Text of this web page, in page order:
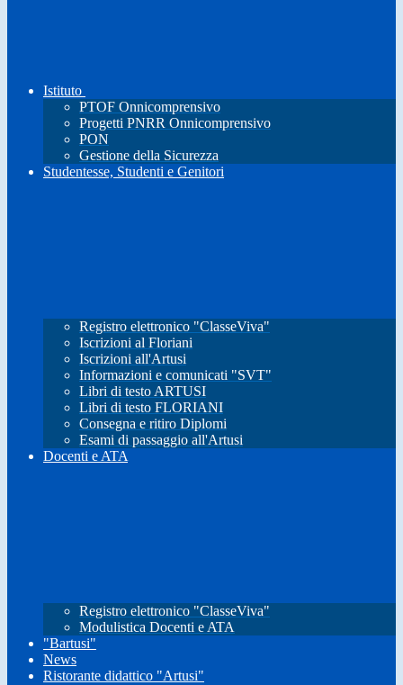
Istituto
PTOF Onnicomprensivo
Progetti PNRR Onnicomprensivo
PON
Gestione della Sicurezza
Studentesse, Studenti e Genitori
Registro elettronico "ClasseViva"
Iscrizioni al Floriani
Iscrizioni all'Artusi
Informazioni e comunicati "SVT"
Libri di testo ARTUSI
Libri di testo FLORIANI
Consegna e ritiro Diplomi
Esami di passaggio all'Artusi
Docenti e ATA
Registro elettronico "ClasseViva"
Modulistica Docenti e ATA
"Bartusi"
News
Ristorante didattico "Artusi"